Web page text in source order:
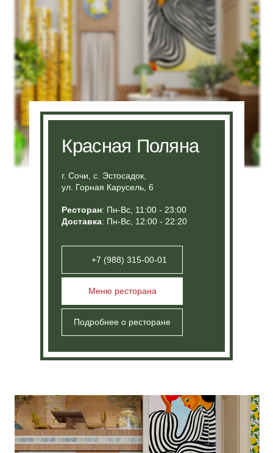
Подробнее о ресторане
Меню ресторана
Красная Поляна
г. Сочи, с. Эстоcадок,
ул. Горная Карусель, 6
Ресторан : Пн-Вс, 11:00 - 23:00
Доставка : Пн-Вс, 12:00 - 22:20
Тюмень